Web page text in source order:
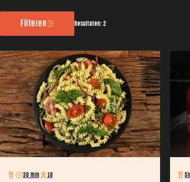
Filteren Resultaten: 2
30 min 10